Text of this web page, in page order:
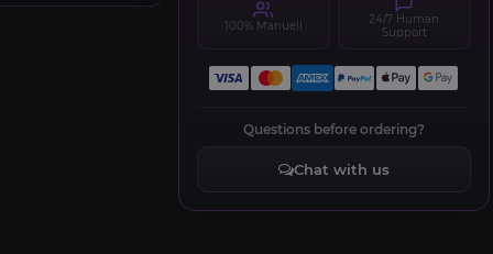
100% Manuell
24/7 Human
Support
Questions before ordering?
Chat with us